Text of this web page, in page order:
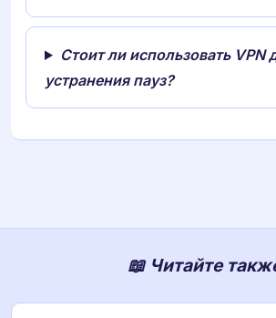
Стоит ли использовать VPN
устранения пауз?
📖 Читайте